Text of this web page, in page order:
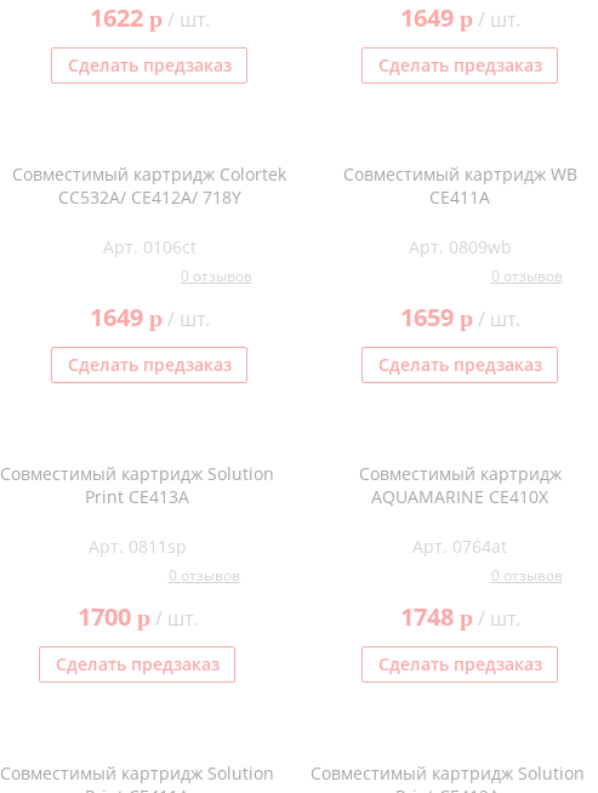
1622 p/ шт.
Сделать предзаказ
1649 p/ шт.
Сделать предзаказ
Совместимый картридж Colortek
CC532A/ CE412A/ 718Y
Арт. 0106ct
0 отзывов
1649 p/ шт.
Сделать предзаказ
Совместимый картридж WB
CE411A
Арт. 0809wb
0 отзывов
1659 p/ шт.
Сделать предзаказ
Совместимый картридж Solution
Print CE413A
Арт. 0811sp
0 отзывов
1700 p/ шт.
Сделать предзаказ
Совместимый картридж
AQUAMARINE CE410X
Арт. 0764at
0 отзывов
1748 p/ шт.
Сделать предзаказ
Совместимый картридж Solution
Совместимый картридж Solution